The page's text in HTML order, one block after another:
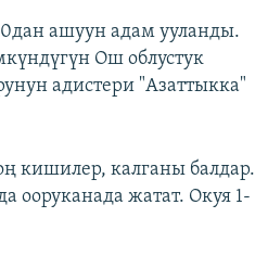
ашуун адам ууланды.
Ош облустук
адистери "Азаттыкка"
кишилер, калганы балдар.
ооруканада жатат. Окуя 1-